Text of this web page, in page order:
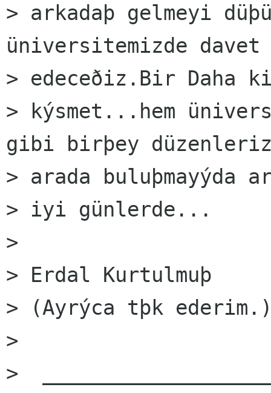
> arkadaþ gelmeyi
üniversitemizde davet
> edeceðiz.Bir Daha
> kýsmet...hem
gibi birþey
> arada buluþmayýda
> iyi günlerde...
>
> Erdal Kurtulmuþ
> (Ayrýca tþk
>
>